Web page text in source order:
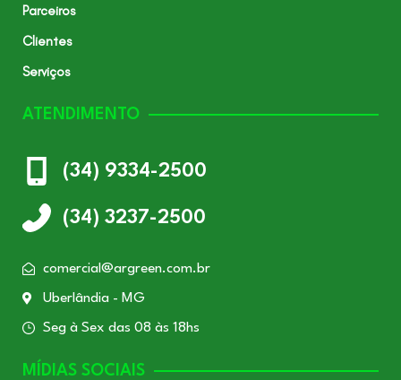
Parceiros
Clientes
Serviços
ATENDIMENTO
(34) 9334-2500
(34) 3237-2500
comercial@argreen.com.br
Uberlândia - MG
Seg à Sex das 08 às 18hs
MÍDIAS SOCIAIS